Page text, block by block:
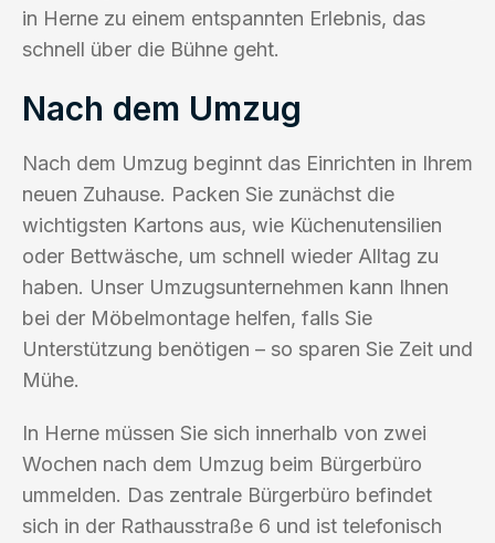
in Herne zu einem entspannten Erlebnis, das
schnell über die Bühne geht.
Nach dem Umzug
Nach dem Umzug beginnt das Einrichten in Ihrem
neuen Zuhause. Packen Sie zunächst die
wichtigsten Kartons aus, wie Küchenutensilien
oder Bettwäsche, um schnell wieder Alltag zu
haben. Unser Umzugsunternehmen kann Ihnen
bei der Möbelmontage helfen, falls Sie
Unterstützung benötigen – so sparen Sie Zeit und
Mühe.
In Herne müssen Sie sich innerhalb von zwei
Wochen nach dem Umzug beim Bürgerbüro
ummelden. Das zentrale Bürgerbüro befindet
sich in der Rathausstraße 6 und ist telefonisch